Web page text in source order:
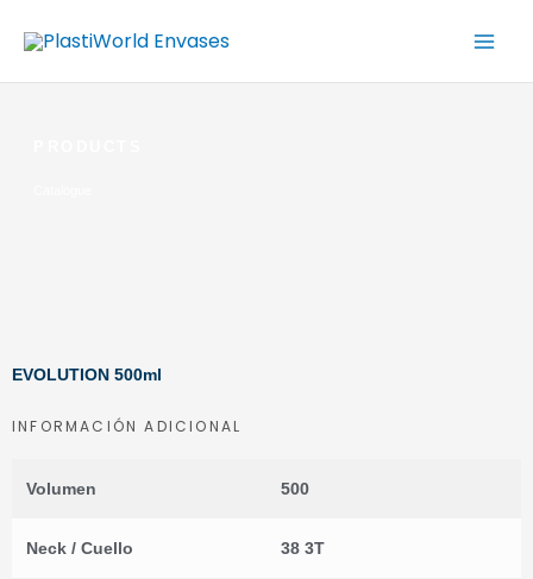
contenido
EVOLUTION 500ml
INFORMACIÓN ADICIONAL
Volumen 500
Neck / Cuello 38 3T